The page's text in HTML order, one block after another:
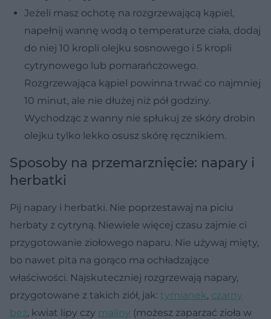
Jeżeli masz ochotę na rozgrzewającą kąpiel,
napełnij wannę wodą o temperaturze ciała, dodaj
do niej 10 kropli olejku sosnowego i 5 kropli
cytrynowego lub pomarańczowego.
Rozgrzewająca kąpiel powinna trwać co najmniej
10 minut, ale nie dłużej niż pół godziny.
Wychodząc z wanny nie spłukuj ze skóry drobin
olejku tylko lekko osusz skórę ręcznikiem.
Sposoby na przemarznięcie: napary i
herbatki
Pij napary i herbatki. Nie poprzestawaj na piciu
herbaty z cytryną. Niewiele więcej czasu zajmie ci
przygotowanie ziołowego naparu. Nie używaj mięty,
bo nawet pita na gorąco ma ochładzające
właściwości. Najskuteczniej rozgrzewają napary,
przygotowane z takich ziół, jak: tymianek, czarny
bez, kwiat lipy czy maliny (możesz zaparzać zioła w